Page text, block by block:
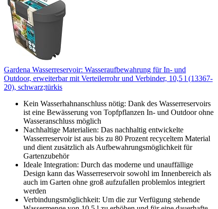
Gardena Wasserreservoir: Wasseraufbewahrung für In- und
Outdoor, erweiterbar mit Verteilerrohr und Verbinder, 10,5 l (13367-
20), schwarz;türkis
Kein Wasserhahnanschluss nötig: Dank des Wasserreservoirs
ist eine Bewässerung von Topfpflanzen In- und Outdoor ohne
Wasseranschluss möglich
Nachhaltige Materialien: Das nachhaltig entwickelte
Wasserreservoir ist aus bis zu 80 Prozent recyceltem Material
und dient zusätzlich als Aufbewahrungsmöglichkeit für
Gartenzubehör
Ideale Integration: Durch das moderne und unauffällige
Design kann das Wasserreservoir sowohl im Innenbereich als
auch im Garten ohne groß aufzufallen problemlos integriert
werden
Verbindungsmöglichkeit: Um die zur Verfügung stehende